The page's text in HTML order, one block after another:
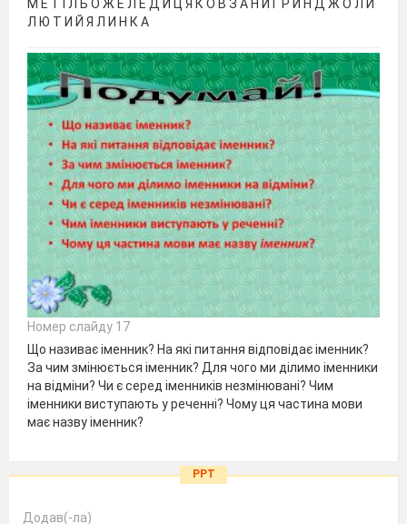
М Е Т І Л Ь О Ж Е Л Е Д И Ц Я К О В З А Н И Г Р И Н Д Ж О Л И
Л Ю Т И Й Я Л И Н К А
Номер слайду 17
Що називає іменник? На які питання відповідає іменник?
За чим змінюється іменник? Для чого ми ділимо іменники
на відміни? Чи є серед іменників незмінювані? Чим
іменники виступають у реченні? Чому ця частина мови
має назву іменник?
PPT
Додав(-ла)